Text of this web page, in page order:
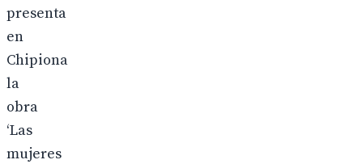
presenta
en
Chipiona
la
obra
‘Las
mujeres